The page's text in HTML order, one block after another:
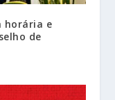
horária e
de